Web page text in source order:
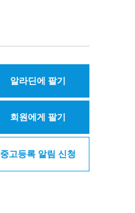
알라딘에 팔기
회원에게 팔기
중고등록 알림 신청